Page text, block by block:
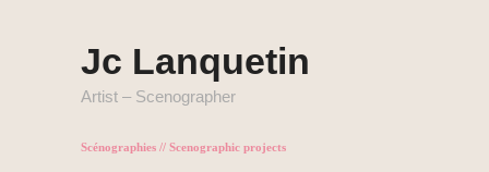
Jc Lanquetin
Artist – Scenographer
Scénographies // Scenographic projects